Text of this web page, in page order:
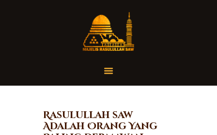
Home
Tausiah
Jadwal
Rasulullah saw
Adalah Orang Yang